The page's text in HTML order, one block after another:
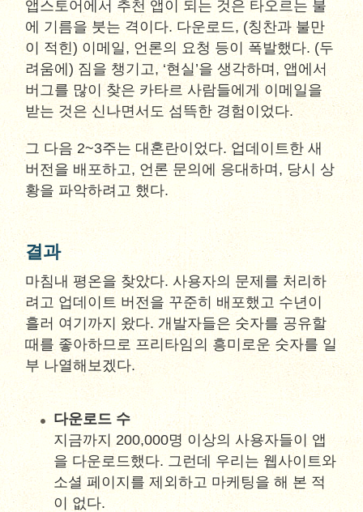
앱스토어에서 추천 앱이 되는 것은 타오르는 불
에 기름을 붓는 격이다. 다운로드, (칭찬과 불만
이 적힌) 이메일, 언론의 요청 등이 폭발했다. (두
려움에) 짐을 챙기고, ‘현실’을 생각하며, 앱에서
버그를 많이 찾은 카타르 사람들에게 이메일을
받는 것은 신나면서도 섬뜩한 경험이었다.
그 다음 2~3주는 대혼란이었다. 업데이트한 새
버전을 배포하고, 언론 문의에 응대하며, 당시 상
황을 파악하려고 했다.
결과
마침내 평온을 찾았다. 사용자의 문제를 처리하
려고 업데이트 버전을 꾸준히 배포했고 수년이
흘러 여기까지 왔다. 개발자들은 숫자를 공유할
때를 좋아하므로 프리타임의 흥미로운 숫자를 일
부 나열해보겠다.
다운로드 수
지금까지 200,000명 이상의 사용자들이 앱
을 다운로드했다. 그런데 우리는 웹사이트와
소셜 페이지를 제외하고 마케팅을 해 본 적
이 없다.